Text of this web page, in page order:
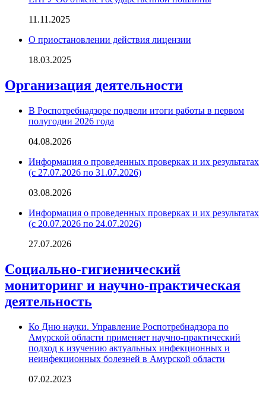
11.11.2025
О приостановлении действия лицензии
18.03.2025
Организация деятельности
В Роспотребнадзоре подвели итоги работы в первом
полугодии 2026 года
04.08.2026
Информация о проведенных проверках и их результатах
(с 27.07.2026 по 31.07.2026)
03.08.2026
Информация о проведенных проверках и их результатах
(с 20.07.2026 по 24.07.2026)
27.07.2026
Социально-гигиенический
мониторинг и научно-практическая
деятельность
Ко Дню науки. Управление Роспотребнадзора по
Амурской области применяет научно-практический
подход к изучению актуальных инфекционных и
неинфекционных болезней в Амурской области
07.02.2023